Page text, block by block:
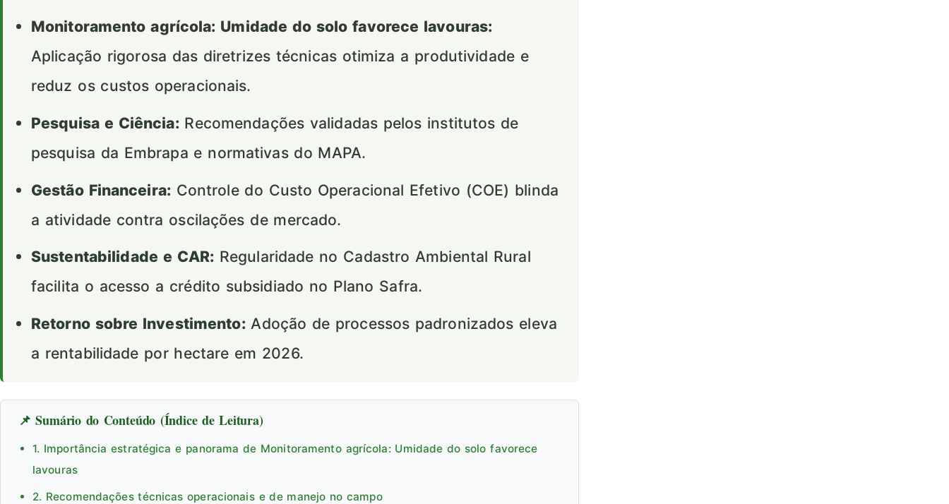
Monitoramento agrícola: Umidade do solo favorece lavouras:
Aplicação rigorosa das diretrizes técnicas otimiza a produtividade e
reduz os custos operacionais.
Pesquisa e Ciência:Recomendações validadas pelos institutos de
pesquisa da Embrapa e normativas do MAPA.
Gestão Financeira:Controle do Custo Operacional Efetivo (COE) blinda
a atividade contra oscilações de mercado.
Sustentabilidade e CAR: Regularidade no Cadastro Ambiental Rural
facilita o acesso a crédito subsidiado no Plano Safra.
Retorno sobre Investimento:Adoção de processos padronizados eleva
a rentabilidade por hectare em 2026.
📌 Sumário do Conteúdo (Índice de Leitura)
1. Importância estratégica e panorama de Monitoramento agrícola: Umidade do solo favorece
lavouras
2. Recomendações técnicas operacionais e de manejo no campo